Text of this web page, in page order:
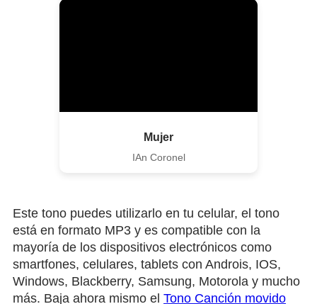
Mujer
IAn Coronel
Este tono puedes utilizarlo en tu celular, el tono
está en formato MP3 y es compatible con la
mayoría de los dispositivos electrónicos como
smartfones, celulares, tablets con Androis, IOS,
Windows, Blackberry, Samsung, Motorola y mucho
más. Baja ahora mismo el Tono Canción movido